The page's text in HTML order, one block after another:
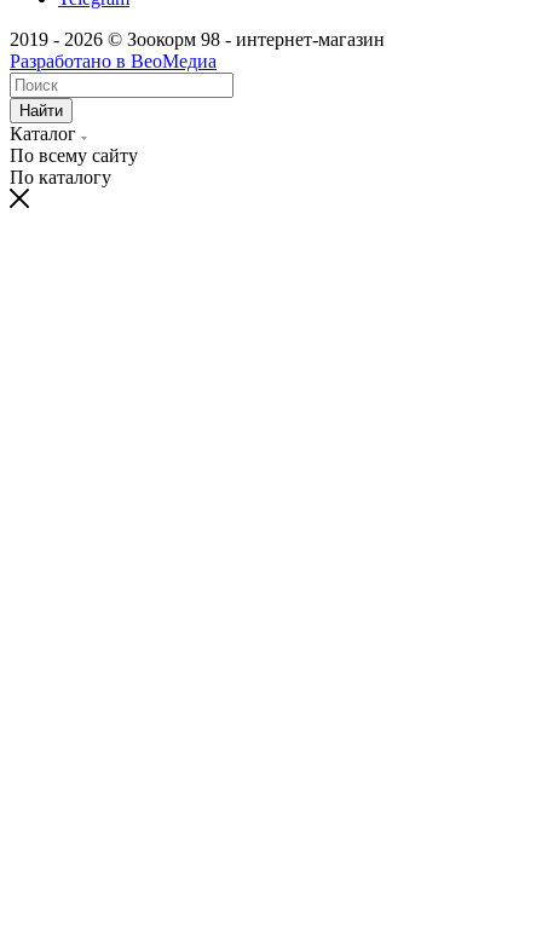
2019 - 2026 © Зоокорм 98 - интернет-магазин
Разработано в ВеоМедиа
Найти
Каталог
По всему сайту
По каталогу